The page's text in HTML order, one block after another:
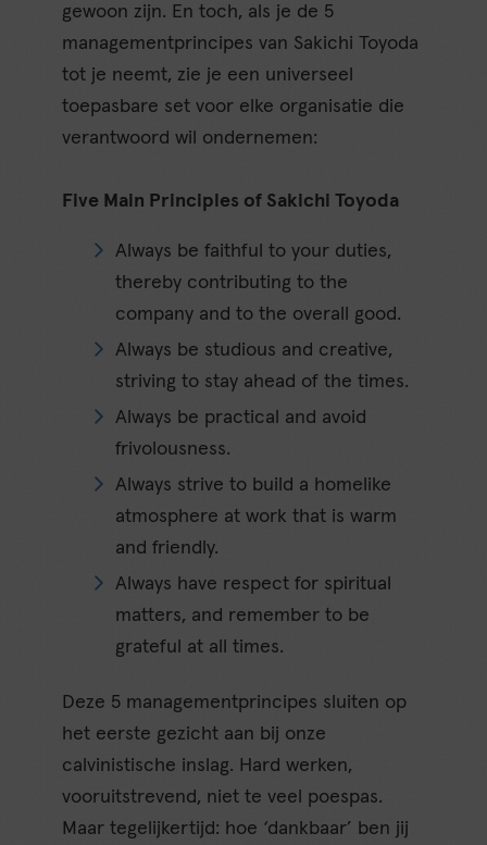
gewoon zijn. En toch, als je de 5
managementprincipes van Sakichi Toyoda
tot je neemt, zie je een universeel
toepasbare set voor elke organisatie die
verantwoord wil ondernemen:
Five Main Principles of Sakichi Toyoda
Always be faithful to your duties,
thereby contributing to the
company and to the overall good.
Always be studious and creative,
striving to stay ahead of the times.
Always be practical and avoid
frivolousness.
Always strive to build a homelike
atmosphere at work that is warm
and friendly.
Always have respect for spiritual
matters, and remember to be
grateful at all times.
Deze 5 managementprincipes sluiten op
het eerste gezicht aan bij onze
calvinistische inslag. Hard werken,
vooruitstrevend, niet te veel poespas.
Maar tegelijkertijd: hoe ‘dankbaar’ ben jij